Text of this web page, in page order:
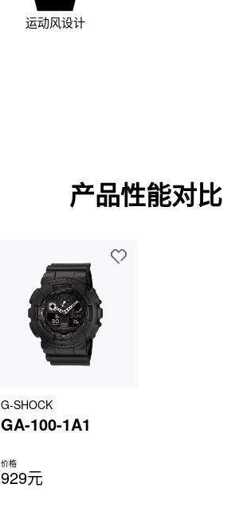
运动风设计
产品性能对比
G-SHOCK
GA-100-1A1
价格
929元